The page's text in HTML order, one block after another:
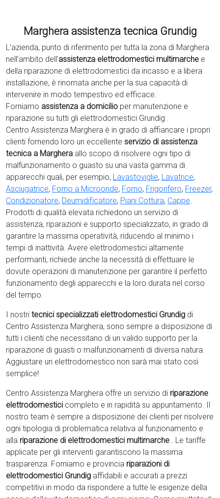
Marghera assistenza tecnica Grundig
L’azienda, punto di riferimento per tutta la zona di Marghera
nell’ambito dell’assistenza elettrodomestici multimarche e
della riparazione di elettrodomestici da incasso e a libera
installazione, è rinomata anche per la sua capacità di
intervenire in modo tempestivo ed efficace.
Forniamo assistenza a domicilio per manutenzione e
riparazione su tutti gli elettrodomestici Grundig .
Centro Assistenza Marghera è in grado di affiancare i propri
clienti fornendo loro un eccellente servizio di assistenza
tecnica a Marghera allo scopo di risolvere ogni tipo di
malfunzionamento o guasto su una vasta gamma di
apparecchi quali, per esempio, Lavastoviglie, Lavatrice,
Asciugatrice, Forno a Microonde, Forno, Frigorifero, Freezer,
Condizionatore, Deumidificatore, Piani Cottura, Cappe.
Prodotti di qualità elevata richiedono un servizio di
assistenza, riparazioni e supporto specializzato, in grado di
garantire la massima operatività, riducendo al minimo i
tempi di inattività. Avere elettrodomestici altamente
performanti, richiede anche la necessità di effettuare le
dovute operazioni di manutenzione per garantire il perfetto
funzionamento degli apparecchi e la loro durata nel corso
del tempo.
I nostri tecnici specializzati elettrodomestici Grundig di
Centro Assistenza Marghera, sono sempre a disposizione di
tutti i clienti che necessitano di un valido supporto per la
riparazione di guasti o malfunzionamenti di diversa natura.
Aggiustare un elettrodomestico non sarà mai stato così
semplice!
Centro Assistenza Marghera offre un servizio di riparazione
elettrodomestici completo e in rapidità su appuntamento. Il
nostro team è sempre a disposizione dei clienti per risolvere
ogni tipologia di problematica relativa al funzionamento e
alla riparazione di elettrodomestici multimarche . Le tariffe
applicate per gli interventi garantiscono la massima
trasparenza. Forniamo e provincia riparazioni di
elettrodomestici Grundig affidabili e accurati a prezzi
competitivi in modo da rispondere a tutte le esigenze della